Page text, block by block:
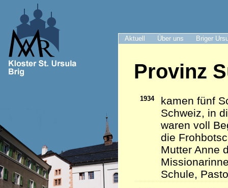
Aktuell Über uns Briger
Provinz
1934
kamen fünf
Schweiz, in
waren voll
die
Mutter Anne
Schule,